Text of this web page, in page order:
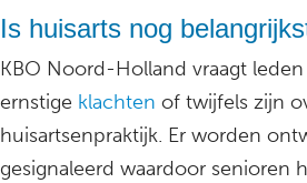
Is huisarts nog
KBO Noord-Holland vraagt
ernstige klachten of twijfels zijn
huisartsenpraktijk. Er worden
gesignaleerd waardoor senioren